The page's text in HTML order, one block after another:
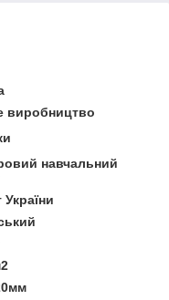
виробництво
навчальний
України